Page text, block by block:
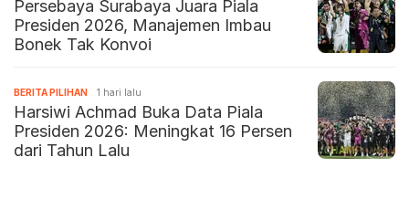
Persebaya Surabaya Juara Piala
Presiden 2026, Manajemen Imbau
Bonek Tak Konvoi
BERITA PILIHAN 1 hari lalu
Harsiwi Achmad Buka Data Piala
Presiden 2026: Meningkat 16 Persen
dari Tahun Lalu